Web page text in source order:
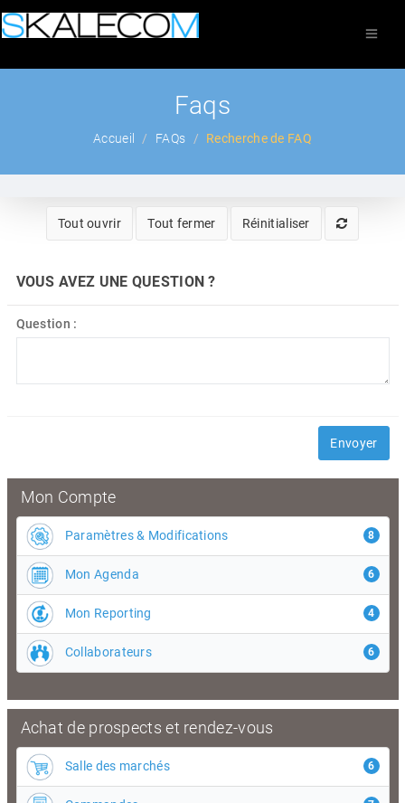
Faqs
Accueil FAQs Recherche de FAQ
Tout ouvrir Tout fermer Réinitialiser
VOUS AVEZ UNE QUESTION ?
Question :
Envoyer
Mon Compte
Paramètres & Modifications 8
Mon Agenda 6
Mon Reporting 4
Collaborateurs 6
Achat de prospects et rendez-vous
Salle des marchés 6